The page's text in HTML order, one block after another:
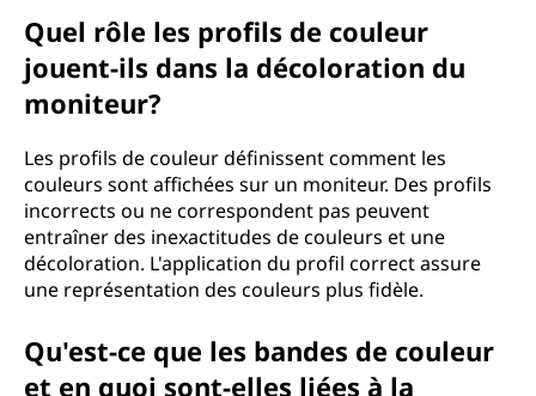
Quel rôle les profils de couleur
jouent-ils dans la décoloration du
moniteur?
Les profils de couleur définissent comment les
couleurs sont affichées sur un moniteur. Des profils
incorrects ou ne correspondent pas peuvent
entraîner des inexactitudes de couleurs et une
décoloration. L'application du profil correct assure
une représentation des couleurs plus fidèle.
Qu'est-ce que les bandes de couleur
et en quoi sont-elles liées à la